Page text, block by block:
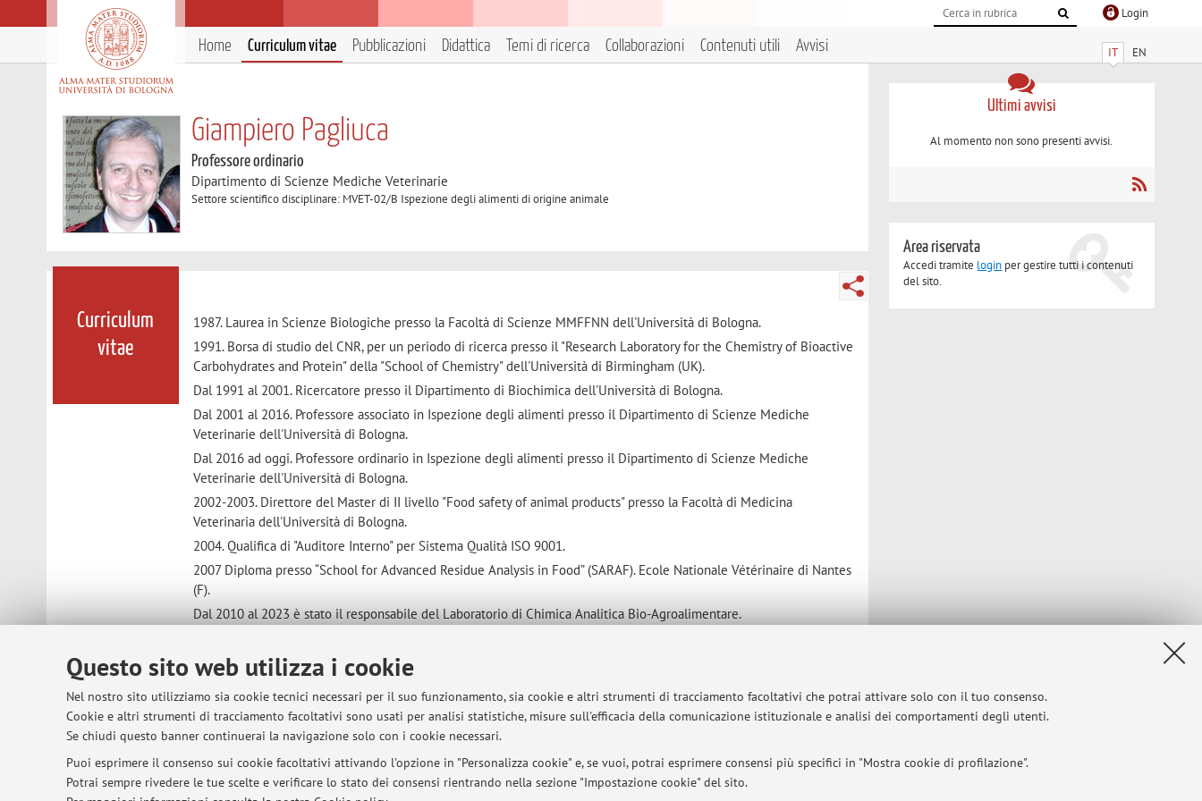
Questo sito web utilizza i cookie
Nel nostro sito utilizziamo sia cookie tecnici necessari per il suo funzionamento, sia cookie e altri strumenti di tracciamento facoltativi che potrai attivare solo con il tuo consenso.
Cookie e altri strumenti di tracciamento facoltativi sono usati per analisi statistiche, misure sull'efficacia della comunicazione istituzionale e analisi dei comportamenti degli utenti.
Se chiudi questo banner continuerai la navigazione solo con i cookie necessari.
Puoi esprimere il consenso sui cookie facoltativi attivando l'opzione in "Personalizza cookie" e, se vuoi, potrai esprimere consensi più specifici in "Mostra cookie di profilazione".
Potrai sempre rivedere le tue scelte e verificare lo stato dei consensi rientrando nella sezione "Impostazione cookie" del sito.
Login
IT EN
Home Curriculum vitae Pubblicazioni Didattica Temi di ricerca Collaborazioni Contenuti utili Avvisi
Giampiero Pagliuca
Professore ordinario
Dipartimento di Scienze Mediche Veterinarie
Settore scientifico disciplinare: MVET-02/B Ispezione degli alimenti di origine animale
Curriculum
vitae
1987. Laurea in Scienze Biologiche presso la Facoltà di Scienze MMFFNN dell'Università di Bologna.
1991. Borsa di studio del CNR, per un periodo di ricerca presso il "Research Laboratory for the Chemistry of Bioactive
Carbohydrates and Protein" della "School of Chemistry" dell'Università di Birmingham (UK).
Dal 1991 al 2001. Ricercatore presso il Dipartimento di Biochimica dell'Università di Bologna.
Dal 2001 al 2016. Professore associato in Ispezione degli alimenti presso il Dipartimento di Scienze Mediche
Veterinarie dell'Università di Bologna.
Dal 2016 ad oggi. Professore ordinario in Ispezione degli alimenti presso il Dipartimento di Scienze Mediche
Veterinarie dell'Università di Bologna.
2002-2003. Direttore del Master di II livello "Food safety of animal products" presso la Facoltà di Medicina
Veterinaria dell'Università di Bologna.
2004. Qualifica di "Auditore Interno" per Sistema Qualità ISO 9001.
2007 Diploma presso “School for Advanced Residue Analysis in Food” (SARAF). Ecole Nationale Vétérinaire di Nantes
(F).
Dal 2010 al 2023 è stato il responsabile del Laboratorio di Chimica Analitica Bio-Agroalimentare.
2011-2013 Docente nel corsoIPARAF(Intensive Programme for Advanced Residue Analysis
2014-2021 ricopre il ruolo di "Rappresentante della Direzione" nel Sistema Gestione Qualità ISO 9001 del
Dipartimento di Scienze Mediche Veterinarie
dove ha svolto anche il ruolo di "Responsabile gestione qualità"
Da maggio 2021 a maggio 2024 Vicedirettore del Dipartimento di Scienze Mediche Veterinarie (DIMEVET)
Ultimi avvisi
Al momento non sono presenti avvisi.
Area riservata
Accedi tramite login per gestire tutti i contenuti
del sito.